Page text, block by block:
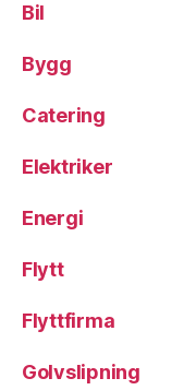
Bil
Bygg
Catering
Elektriker
Energi
Flytt
Flyttfirma
Golvslipning